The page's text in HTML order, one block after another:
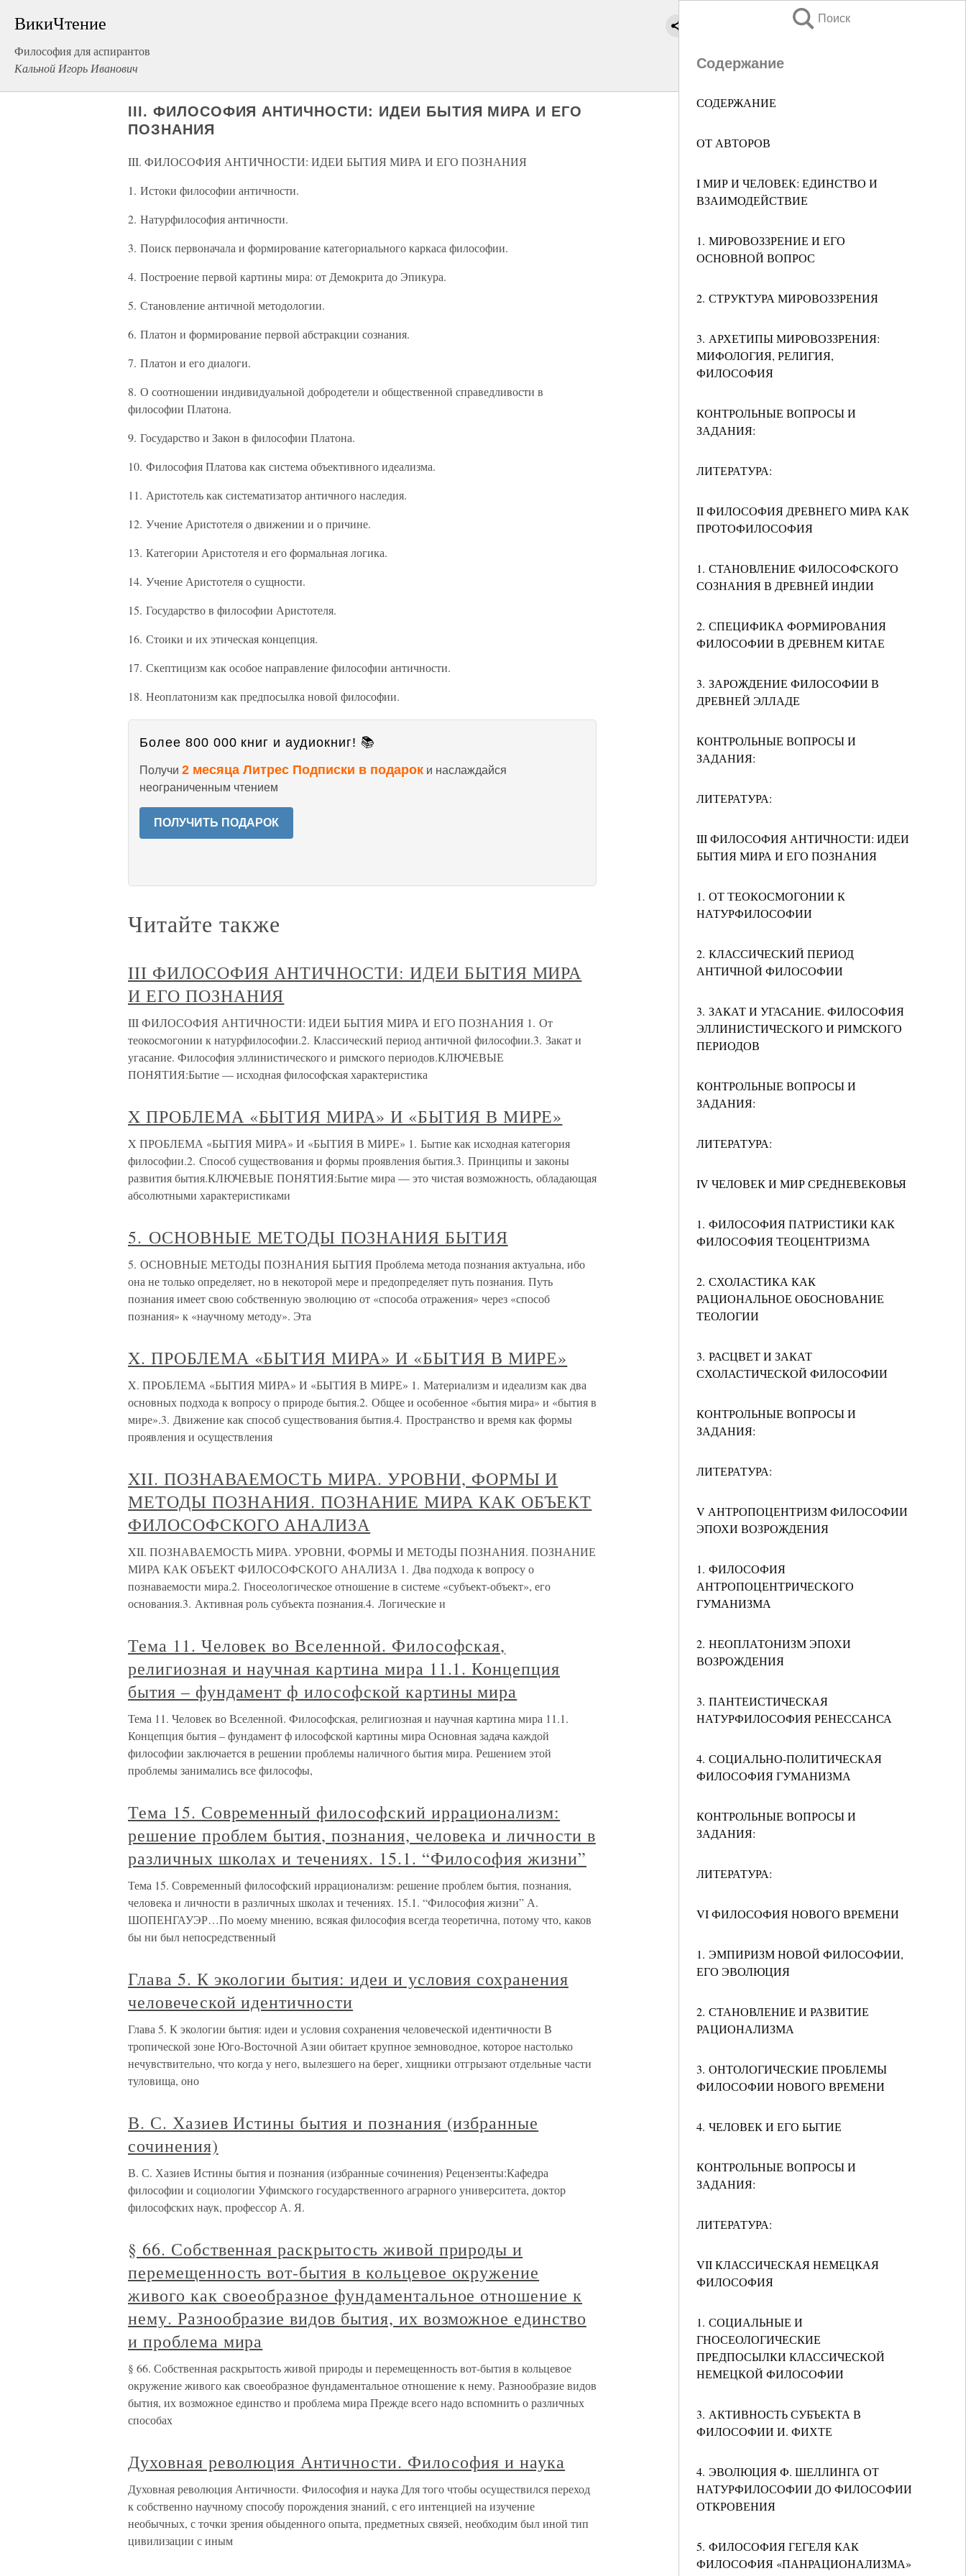
ВикиЧтение
Философия для аспирантов
Кальной Игорь Иванович
Поиск
Содержание
СОДЕРЖАНИЕ
ОТ АВТОРОВ
I МИР И ЧЕЛОВЕК: ЕДИНСТВО И
ВЗАИМОДЕЙСТВИЕ
1. МИРОВОЗЗРЕНИЕ И ЕГО
ОСНОВНОЙ ВОПРОС
2. СТРУКТУРА МИРОВОЗЗРЕНИЯ
3. АРХЕТИПЫ МИРОВОЗЗРЕНИЯ:
МИФОЛОГИЯ, РЕЛИГИЯ,
ФИЛОСОФИЯ
КОНТРОЛЬНЫЕ ВОПРОСЫ И
ЗАДАНИЯ:
ЛИТЕРАТУРА:
II ФИЛОСОФИЯ ДРЕВНЕГО МИРА КАК
ПРОТОФИЛОСОФИЯ
1. СТАНОВЛЕНИЕ ФИЛОСОФСКОГО
СОЗНАНИЯ В ДРЕВНЕЙ ИНДИИ
2. СПЕЦИФИКА ФОРМИРОВАНИЯ
ФИЛОСОФИИ В ДРЕВНЕМ КИТАЕ
3. ЗАРОЖДЕНИЕ ФИЛОСОФИИ В
ДРЕВНЕЙ ЭЛЛАДЕ
КОНТРОЛЬНЫЕ ВОПРОСЫ И
ЗАДАНИЯ:
ЛИТЕРАТУРА:
III ФИЛОСОФИЯ АНТИЧНОСТИ: ИДЕИ
БЫТИЯ МИРА И ЕГО ПОЗНАНИЯ
1. ОТ ТЕОКОСМОГОНИИ К
НАТУРФИЛОСОФИИ
2. КЛАССИЧЕСКИЙ ПЕРИОД
АНТИЧНОЙ ФИЛОСОФИИ
3. ЗАКАТ И УГАСАНИЕ. ФИЛОСОФИЯ
ЭЛЛИНИСТИЧЕСКОГО И РИМСКОГО
ПЕРИОДОВ
КОНТРОЛЬНЫЕ ВОПРОСЫ И
ЗАДАНИЯ:
ЛИТЕРАТУРА:
IV ЧЕЛОВЕК И МИР СРЕДНЕВЕКОВЬЯ
1. ФИЛОСОФИЯ ПАТРИСТИКИ КАК
ФИЛОСОФИЯ ТЕОЦЕНТРИЗМА
2. СХОЛАСТИКА КАК
РАЦИОНАЛЬНОЕ ОБОСНОВАНИЕ
ТЕОЛОГИИ
3. РАСЦВЕТ И ЗАКАТ
СХОЛАСТИЧЕСКОЙ ФИЛОСОФИИ
КОНТРОЛЬНЫЕ ВОПРОСЫ И
ЗАДАНИЯ:
ЛИТЕРАТУРА:
V АНТРОПОЦЕНТРИЗМ ФИЛОСОФИИ
ЭПОХИ ВОЗРОЖДЕНИЯ
1. ФИЛОСОФИЯ
АНТРОПОЦЕНТРИЧЕСКОГО
ГУМАНИЗМА
2. НЕОПЛАТОНИЗМ ЭПОХИ
ВОЗРОЖДЕНИЯ
3. ПАНТЕИСТИЧЕСКАЯ
НАТУРФИЛОСОФИЯ РЕНЕССАНСА
4. СОЦИАЛЬНО-ПОЛИТИЧЕСКАЯ
ФИЛОСОФИЯ ГУМАНИЗМА
КОНТРОЛЬНЫЕ ВОПРОСЫ И
ЗАДАНИЯ:
ЛИТЕРАТУРА:
VI ФИЛОСОФИЯ НОВОГО ВРЕМЕНИ
1. ЭМПИРИЗМ НОВОЙ ФИЛОСОФИИ,
ЕГО ЭВОЛЮЦИЯ
2. СТАНОВЛЕНИЕ И РАЗВИТИЕ
РАЦИОНАЛИЗМА
3. ОНТОЛОГИЧЕСКИЕ ПРОБЛЕМЫ
ФИЛОСОФИИ НОВОГО ВРЕМЕНИ
4. ЧЕЛОВЕК И ЕГО БЫТИЕ
КОНТРОЛЬНЫЕ ВОПРОСЫ И
ЗАДАНИЯ:
ЛИТЕРАТУРА:
VII КЛАССИЧЕСКАЯ НЕМЕЦКАЯ
ФИЛОСОФИЯ
1. СОЦИАЛЬНЫЕ И
ГНОСЕОЛОГИЧЕСКИЕ
ПРЕДПОСЫЛКИ КЛАССИЧЕСКОЙ
НЕМЕЦКОЙ ФИЛОСОФИИ
3. АКТИВНОСТЬ СУБЪЕКТА В
ФИЛОСОФИИ И. ФИХТЕ
4. ЭВОЛЮЦИЯ Ф. ШЕЛЛИНГА ОТ
НАТУРФИЛОСОФИИ ДО ФИЛОСОФИИ
ОТКРОВЕНИЯ
5. ФИЛОСОФИЯ ГЕГЕЛЯ КАК
ФИЛОСОФИЯ «ПАНРАЦИОНАЛИЗМА»
III. ФИЛОСОФИЯ АНТИЧНОСТИ: ИДЕИ БЫТИЯ МИРА И ЕГО
ПОЗНАНИЯ
III. ФИЛОСОФИЯ АНТИЧНОСТИ: ИДЕИ БЫТИЯ МИРА И ЕГО ПОЗНАНИЯ
1. Истоки философии античности.
2. Натурфилософия античности.
3. Поиск первоначала и формирование категориального каркаса философии.
4. Построение первой картины мира: от Демокрита до Эпикура.
5. Становление античной методологии.
6. Платон и формирование первой абстракции сознания.
7. Платон и его диалоги.
8. О соотношении индивидуальной добродетели и общественной справедливости в
философии Платона.
9. Государство и Закон в философии Платона.
10. Философия Платова как система объективного идеализма.
11. Аристотель как систематизатор античного наследия.
12. Учение Аристотеля о движении и о причине.
13. Категории Аристотеля и его формальная логика.
14. Учение Аристотеля о сущности.
15. Государство в философии Аристотеля.
16. Стоики и их этическая концепция.
17. Скептицизм как особое направление философии античности.
18. Неоплатонизм как предпосылка новой философии.
Более 800 000 книг и аудиокниг! 📚
Получи 2 месяца Литрес Подписки в подарок и наслаждайся
неограниченным чтением
ПОЛУЧИТЬ ПОДАРОК
Читайте также
III ФИЛОСОФИЯ АНТИЧНОСТИ: ИДЕИ БЫТИЯ МИРА
И ЕГО ПОЗНАНИЯ
III ФИЛОСОФИЯ АНТИЧНОСТИ: ИДЕИ БЫТИЯ МИРА И ЕГО ПОЗНАНИЯ 1. От
теокосмогонии к натурфилософии.2. Классический период античной философии.3. Закат и
угасание. Философия эллинистического и римского периодов.КЛЮЧЕВЫЕ
ПОНЯТИЯ:Бытие — исходная философская характеристика
X ПРОБЛЕМА «БЫТИЯ МИРА» И «БЫТИЯ В МИРЕ»
X ПРОБЛЕМА «БЫТИЯ МИРА» И «БЫТИЯ В МИРЕ» 1. Бытие как исходная категория
философии.2. Способ существования и формы проявления бытия.3. Принципы и законы
развития бытия.КЛЮЧЕВЫЕ ПОНЯТИЯ:Бытие мира — это чистая возможность, обладающая
абсолютными характеристиками
5. ОСНОВНЫЕ МЕТОДЫ ПОЗНАНИЯ БЫТИЯ
5. ОСНОВНЫЕ МЕТОДЫ ПОЗНАНИЯ БЫТИЯ Проблема метода познания актуальна, ибо
она не только определяет, но в некоторой мере и предопределяет путь познания. Путь
познания имеет свою собственную эволюцию от «способа отражения» через «способ
познания» к «научному методу». Эта
X. ПРОБЛЕМА «БЫТИЯ МИРА» И «БЫТИЯ В МИРЕ»
X. ПРОБЛЕМА «БЫТИЯ МИРА» И «БЫТИЯ В МИРЕ» 1. Материализм и идеализм как два
основных подхода к вопросу о природе бытия.2. Общее и особенное «бытия мира» и «бытия в
мире».3. Движение как способ существования бытия.4. Пространство и время как формы
проявления и осуществления
XII. ПОЗНАВАЕМОСТЬ МИРА. УРОВНИ, ФОРМЫ И
МЕТОДЫ ПОЗНАНИЯ. ПОЗНАНИЕ МИРА КАК ОБЪЕКТ
ФИЛОСОФСКОГО АНАЛИЗА
XII. ПОЗНАВАЕМОСТЬ МИРА. УРОВНИ, ФОРМЫ И МЕТОДЫ ПОЗНАНИЯ. ПОЗНАНИЕ
МИРА КАК ОБЪЕКТ ФИЛОСОФСКОГО АНАЛИЗА 1. Два подхода к вопросу о
познаваемости мира.2. Гносеологическое отношение в системе «субъект-объект», его
основания.3. Активная роль субъекта познания.4. Логические и
Тема 11. Человек во Вселенной. Философская,
религиозная и научная картина мира 11.1. Концепция
бытия – фундамент ф илософской картины мира
Тема 11. Человек во Вселенной. Философская, религиозная и научная картина мира 11.1.
Концепция бытия – фундамент ф илософской картины мира Основная задача каждой
философии заключается в решении проблемы наличного бытия мира. Решением этой
проблемы занимались все философы,
Тема 15. Современный философский иррационализм:
решение проблем бытия, познания, человека и личности в
различных школах и течениях. 15.1. “Философия жизни”
Тема 15. Современный философский иррационализм: решение проблем бытия, познания,
человека и личности в различных школах и течениях. 15.1. “Философия жизни” А.
ШОПЕНГАУЭР…По моему мнению, всякая философия всегда теоретична, потому что, каков
бы ни был непосредственный
Глава 5. К экологии бытия: идеи и условия сохранения
человеческой идентичности
Глава 5. К экологии бытия: идеи и условия сохранения человеческой идентичности В
тропической зоне Юго-Восточной Азии обитает крупное земноводное, которое настолько
нечувствительно, что когда у него, вылезшего на берег, хищники отгрызают отдельные части
туловища, оно
В. С. Хазиев Истины бытия и познания (избранные
сочинения)
В. С. Хазиев Истины бытия и познания (избранные сочинения) Рецензенты:Кафедра
философии и социологии Уфимского государственного аграрного университета, доктор
философских наук, профессор А. Я.
§ 66. Собственная раскрытость живой природы и
перемещенность вот-бытия в кольцевое окружение
живого как своеобразное фундаментальное отношение к
нему. Разнообразие видов бытия, их возможное единство
и проблема мира
§ 66. Собственная раскрытость живой природы и перемещенность вот-бытия в кольцевое
окружение живого как своеобразное фундаментальное отношение к нему. Разнообразие видов
бытия, их возможное единство и проблема мира Прежде всего надо вспомнить о различных
способах
Духовная революция Античности. Философия и наука
Духовная революция Античности. Философия и наука Для того чтобы осуществился переход
к собственно научному способу порождения знаний, с его интенцией на изучение
необычных, с точки зрения обыденного опыта, предметных связей, необходим был иной тип
цивилизации с иным